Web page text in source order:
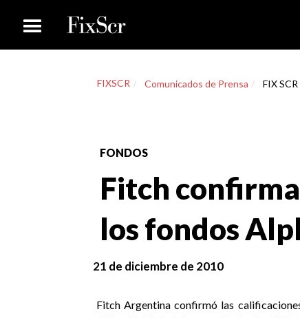
FIXSCR Comunicados de Prensa FIX
FONDOS
Fitch
los fondos
21 de diciembre de 2010
Fitch Argentina confirmó las